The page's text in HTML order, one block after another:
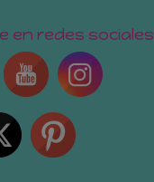
en redes sociales